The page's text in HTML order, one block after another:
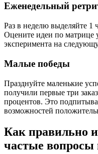
Еженедельный
Раз в неделю выделяйте 1
Оцените идеи по матрице
эксперимента на
Малые победы
Празднуйте маленькие
получили первые три
процентов. Это
возможностей
Как правильно
частые вопросы